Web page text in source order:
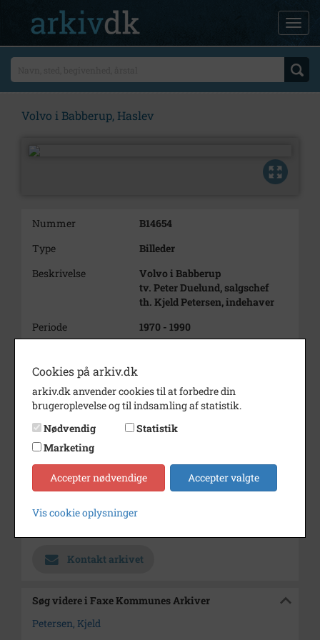
Volvo i Babberup, Haslev
Nummer
B14654
Type
Billeder
Beskrivelse
Volvo i Babberup
tv. Peter Duelund, salgschef
th. Kjeld Petersen, indehaver
Periode
1970 - 1990
Fotograf
Størrelse
17x19
Materiale
s/h positiv
Se på kort
Type
Kommune (1970-2050)
Kontakt arkivet
Søg videre i Faxe Kommunes Arkiver
Petersen, Kjeld
Cookies på arkiv.dk
arkiv.dk anvender cookies til at forbedre din
brugeroplevelse og til indsamling af statistik.
Nødvendig
Statistik
Marketing
Accepter nødvendige Accepter valgte
Vis cookie oplysninger